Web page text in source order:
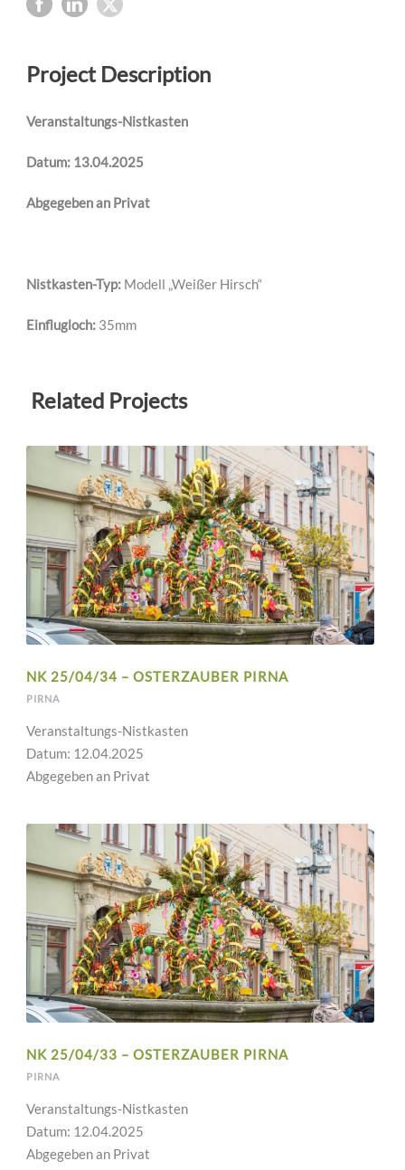
Project Description
Veranstaltungs-Nistkasten
Datum: 13.04.2025
Abgegeben an Privat
Nistkasten-Typ: Modell „Weißer Hirsch“
Einflugloch: 35mm
Related Projects
NK 25/04/34 – OSTERZAUBER PIRNA
PIRNA
Veranstaltungs-Nistkasten
Datum: 12.04.2025
Abgegeben an Privat
NK 25/04/33 – OSTERZAUBER PIRNA
PIRNA
Veranstaltungs-Nistkasten
Datum: 12.04.2025
Abgegeben an Privat